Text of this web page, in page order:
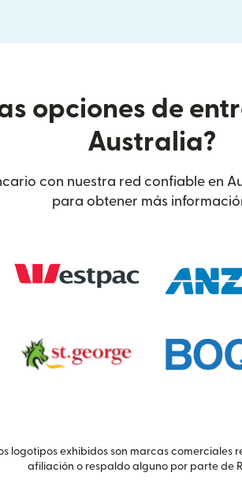
opciones de
Australia?
con nuestra red confiable en
para obtener más
logotipos exhibidos son marcas
afiliación o respaldo alguno por parte de